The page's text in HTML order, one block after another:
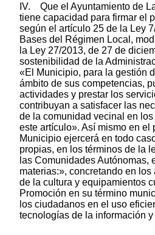
IV. Que el Ayuntamiento de
tiene capacidad para firmar el
según el artículo 25 de la Ley
Bases del Régimen Local,
la Ley 27/2013, de 27 de
sostenibilidad de la
«El Municipio, para la gestión
ámbito de sus competencias,
actividades y prestar los
contribuyan a satisfacer las
de la comunidad vecinal en
este artículo». Así mismo en el
Municipio ejercerá en todo
propias, en los términos de la
las Comunidades Autónomas,
materias:», concretando en
de la cultura y equipamientos
Promoción en su término
los ciudadanos en el uso
tecnologías de la información